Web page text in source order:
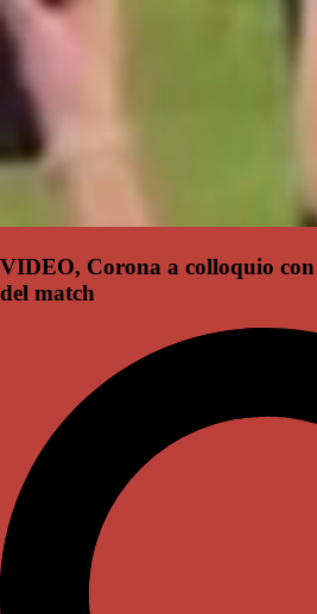
VIDEO, Corona a colloquio
del match